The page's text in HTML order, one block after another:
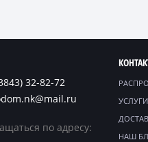
32-82-72
по адресу:
НАШ